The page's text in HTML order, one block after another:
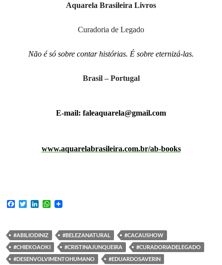
Aquarela Brasileira Livros
Curadoria de Legado
Não é só sobre contar histórias. É sobre eternizá-las.
Brasil – Portugal
E-mail: faleaquarela@gmail.com
www.aquarelabrasileira.com.br/ab-books
F
b
o
o
k
T
t
e
r
e
d
I
n
W
A
p
p
#ABILIODINIZ #BELEZANATURAL
#CACAUSHOW
#CHIEKOAOKI
#CRISTINAJUNQUEIRA
#CURADORIADELEGADO
#DESENVOLVIMENTOHUMANO
#EDUARDOSAVERIN